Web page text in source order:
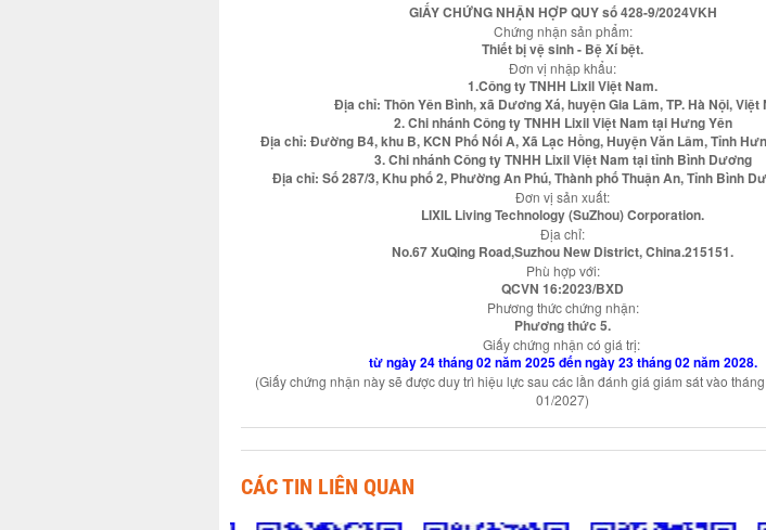
GIẤY CHỨNG NHẬN HỢP QUY số 428-9/2024VKH
Chứng nhận sản phẩm:
Thiết bị vệ sinh - Bệ Xí bệt.
Đơn vị nhập khẩu:
1.Công ty TNHH Lixil Việt Nam.
Địa chỉ: Thôn Yên Bình, xã Dương Xá, huyện Gia Lâm, TP. Hà Nội, Việt
2. Chi nhánh Công ty TNHH Lixil Việt Nam tại Hưng Yên
Địa chỉ: Đường B4, khu B, KCN Phố Nối A, Xã Lạc Hồng, Huyện Văn Lâm, Tỉnh
3. Chi nhánh Công ty TNHH Lixil Việt Nam tại tỉnh Bình Dương
Địa chỉ: Số 287/3, Khu phố 2, Phường An Phú, Thành phố Thuận An, Tỉnh Bình
Đơn vị sản xuất:
LIXIL Living Technology (SuZhou) Corporation.
Địa chỉ:
No.67 XuQing Road,Suzhou New District, China.215151.
Phù hợp với:
QCVN 16:2023/BXD
Phương thức chứng nhận:
Phương thức 5.
Giấy chứng nhận có giá trị:
từ ngày 24 tháng 02 năm 2025 đến ngày 23 tháng 02 năm 2028.
(Giấy chứng nhận này sẽ được duy trì hiệu lực sau các lần đánh giá giám sát vào
01/2027)
CÁC TIN LIÊN QUAN